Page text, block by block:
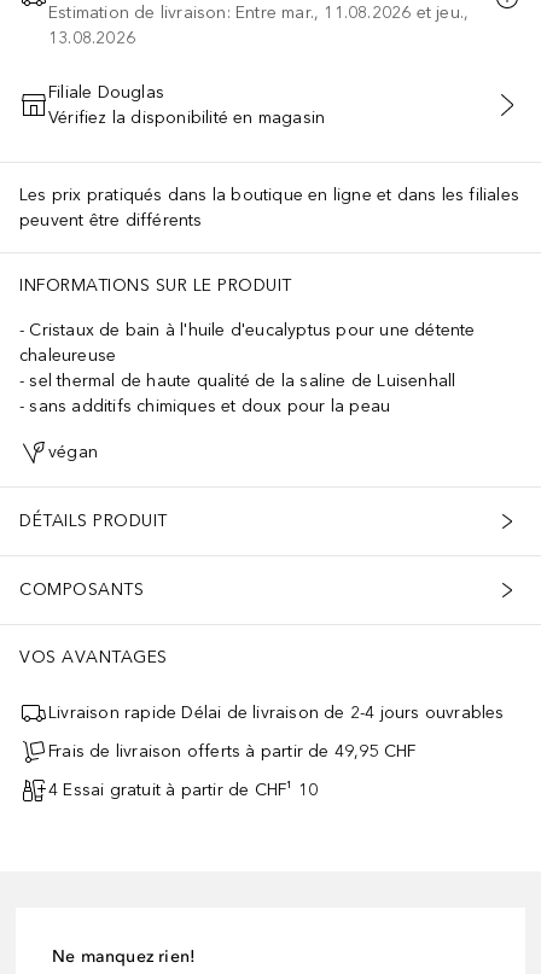
Estimation de livraison: Entre mar., 11.08.2026 et jeu.,
13.08.2026
AJOUTER AU PANIER
Filiale Douglas
Vérifiez la disponibilité en magasin
Les prix pratiqués dans la boutique en ligne et dans les filiales
peuvent être différents
INFORMATIONS SUR LE PRODUIT
Cristaux de bain à l'huile d'eucalyptus pour une détente
chaleureuse
sel thermal de haute qualité de la saline de Luisenhall
sans additifs chimiques et doux pour la peau
végan
DÉTAILS PRODUIT
COMPOSANTS
VOS AVANTAGES
Livraison rapide Délai de livraison de 2-4 jours ouvrables
Frais de livraison offerts à partir de 49,95 CHF
4 Essai gratuit à partir de CHF¹ 10
Ne manquez rien!